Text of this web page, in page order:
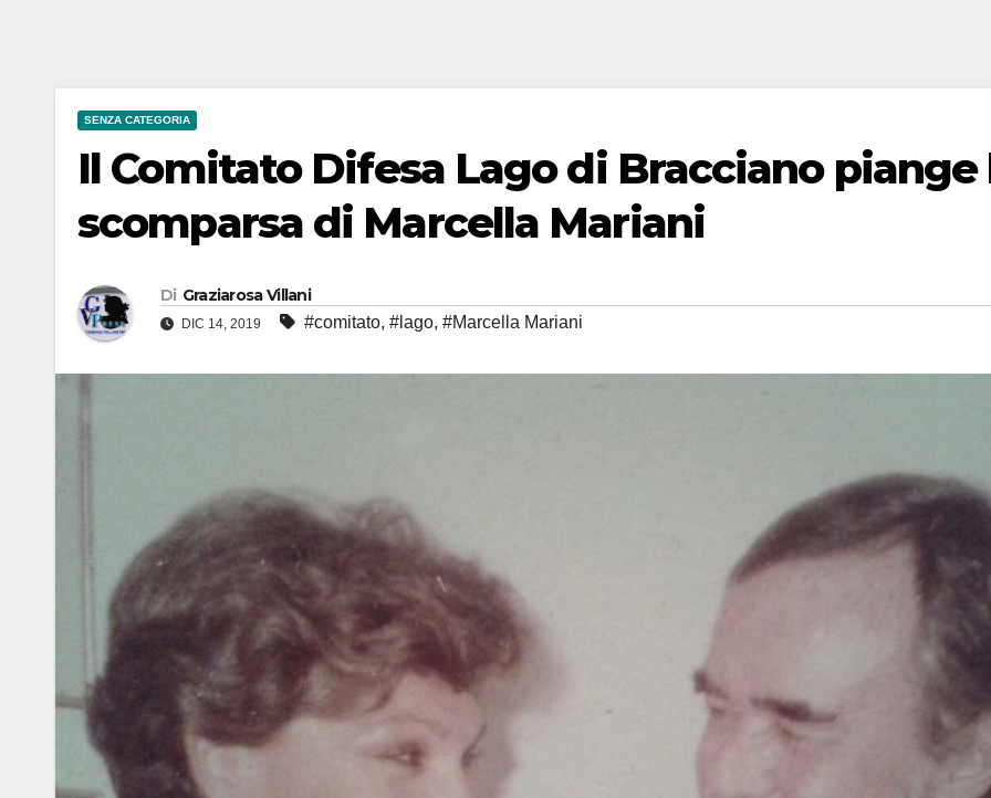
SENZA CATEGORIA
Il Comitato Difesa Lago di Bracciano piange
scomparsa di Marcella Mariani
Di Graziarosa Villani
DIC 14, 2019 #comitato, #lago, #Marcella Mariani